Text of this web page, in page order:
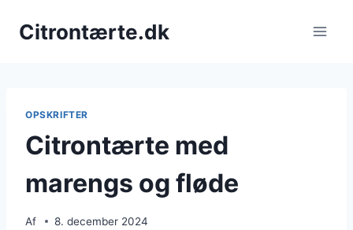
Citrontærte.dk
OPSKRIFTER
Citrontærte med
marengs og fløde
Af 8. december 2024